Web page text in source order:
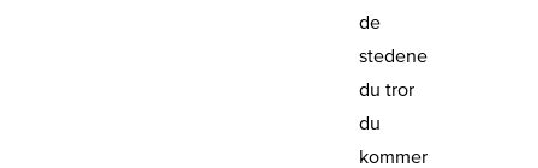
de
stedene
du tror
du
kommer